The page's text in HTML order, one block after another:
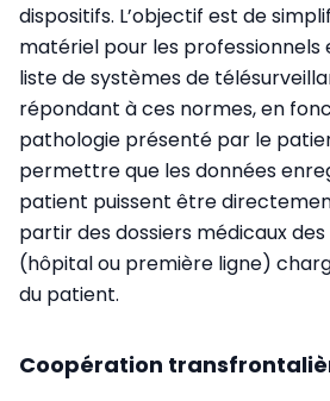
dispositifs. L’objectif est de
matériel pour les professionnels
liste de systèmes de
répondant à ces normes, en
pathologie présenté par le
permettre que les données
patient puissent être
partir des dossiers médicaux
(hôpital ou première ligne)
du patient.
Coopération